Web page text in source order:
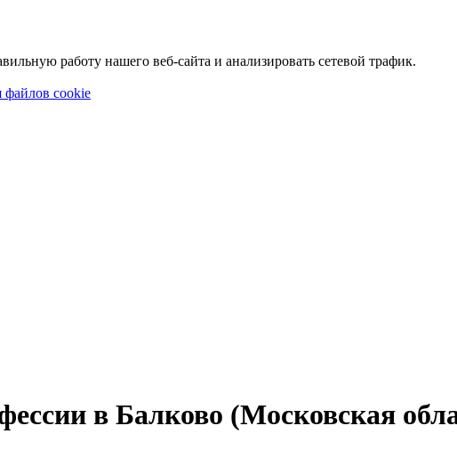
работу нашего веб-сайта и анализировать сетевой трафик.
файлов cookie
в Балково (Московская